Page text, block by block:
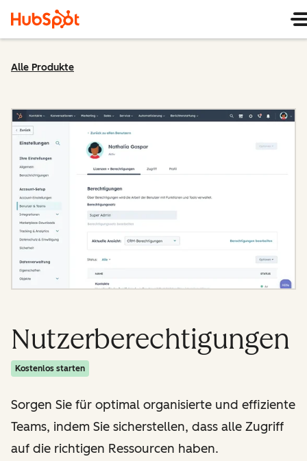
Alle Produkte
Nutzerberechtigungen
Kostenlos starten
Sorgen Sie für optimal organisierte und effiziente
Teams, indem Sie sicherstellen, dass alle Zugriff
auf die richtigen Ressourcen haben.